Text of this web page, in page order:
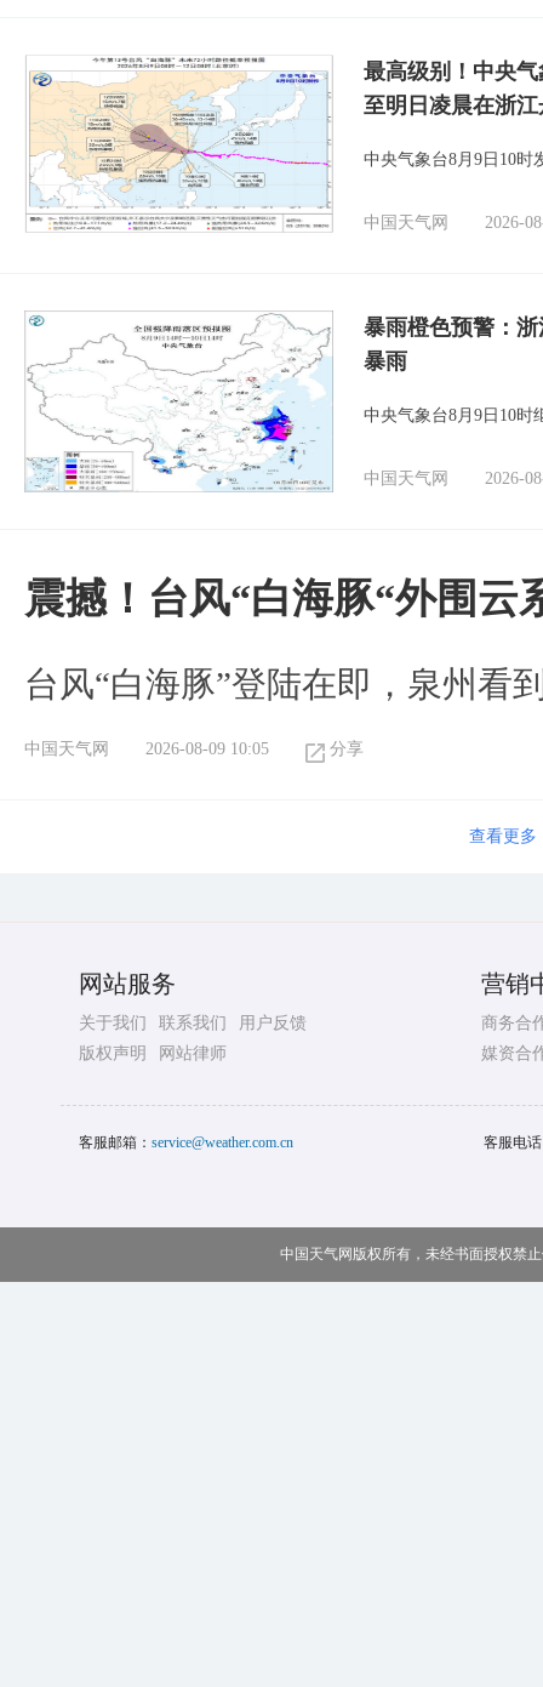
最高级别！中央
至明日凌晨在浙
中央气象台8月9日10时
中国天气网 2026-
暴雨橙色预警：
暴雨
中央气象台8月9日10时
中国天气网 2026-
震撼！台风“白海豚“外围云
台风“白海豚”登陆在即，泉州看
中国天气网 2026-08-09 10:05 分享
查看更多
网站服务
关于我们 联系我们
用户反馈
版权声明
网站律师
营销
商务合
媒资合
客服邮箱： service@weather.com.cn 客服电
中国天气网版权所有，未经书面授权